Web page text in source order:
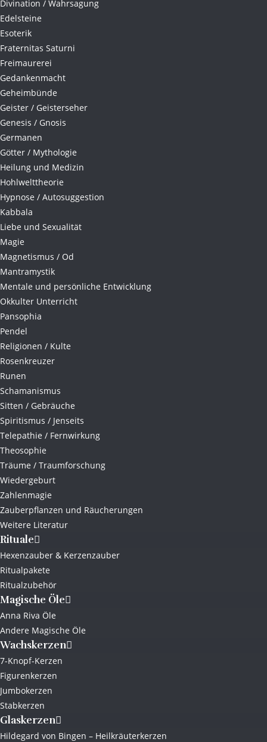
Divination / Wahrsagung
Edelsteine
Esoterik
Fraternitas Saturni
Freimaurerei
Gedankenmacht
Geheimbünde
Geister / Geisterseher
Genesis / Gnosis
Germanen
Götter / Mythologie
Heilung und Medizin
Hohlwelttheorie
Hypnose / Autosuggestion
Kabbala
Liebe und Sexualität
Magie
Magnetismus / Od
Mantramystik
Mentale und persönliche Entwicklung
Okkulter Unterricht
Pansophia
Pendel
Religionen / Kulte
Rosenkreuzer
Runen
Schamanismus
Sitten / Gebräuche
Spiritismus / Jenseits
Telepathie / Fernwirkung
Theosophie
Träume / Traumforschung
Wiedergeburt
Zahlenmagie
Zauberpflanzen und Räucherungen
Weitere Literatur
Rituale
Hexenzauber & Kerzenzauber
Ritualpakete
Ritualzubehör
Magische Öle
Anna Riva Öle
Andere Magische Öle
Wachskerzen
7-Knopf-Kerzen
Figurenkerzen
Jumbokerzen
Stabkerzen
Glaskerzen
Hildegard von Bingen – Heilkräuterkerzen